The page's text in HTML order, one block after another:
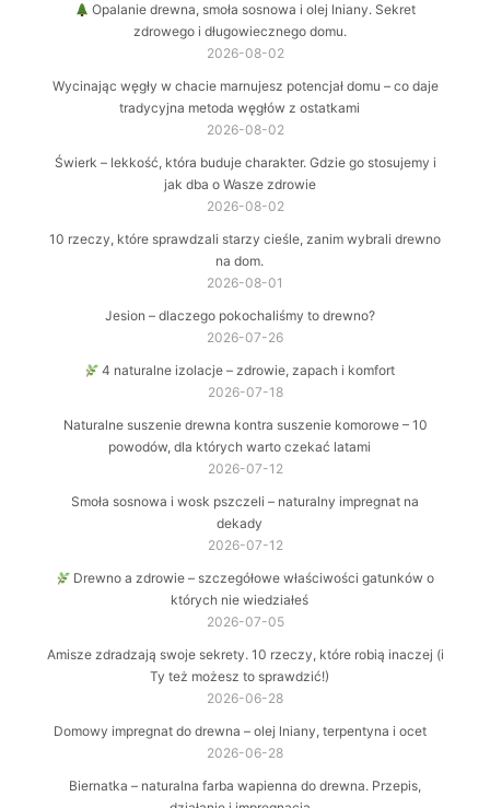
Opalanie drewna, smoła sosnowa i olej lniany. Sekret
zdrowego i długowiecznego domu.
2026-08-02
Wycinając węgły w chacie marnujesz potencjał domu – co daje
tradycyjna metoda węgłów z ostatkami
2026-08-02
Świerk – lekkość, która buduje charakter. Gdzie go stosujemy i
jak dba o Wasze zdrowie
2026-08-02
10 rzeczy, które sprawdzali starzy cieśle, zanim wybrali drewno
na dom.
2026-08-01
Jesion – dlaczego pokochaliśmy to drewno?
2026-07-26
4 naturalne izolacje – zdrowie, zapach i komfort
2026-07-18
Naturalne suszenie drewna kontra suszenie komorowe – 10
powodów, dla których warto czekać latami
2026-07-12
Smoła sosnowa i wosk pszczeli – naturalny impregnat na
dekady
2026-07-12
Drewno a zdrowie – szczegółowe właściwości gatunków o
których nie wiedziałeś
2026-07-05
Amisze zdradzają swoje sekrety. 10 rzeczy, które robią inaczej (i
Ty też możesz to sprawdzić!)
2026-06-28
Domowy impregnat do drewna – olej lniany, terpentyna i ocet
2026-06-28
Biernatka – naturalna farba wapienna do drewna. Przepis,